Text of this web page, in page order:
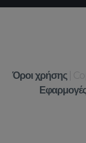
Όροι χρήσης|